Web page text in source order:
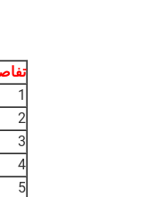
1
2
3
4
5